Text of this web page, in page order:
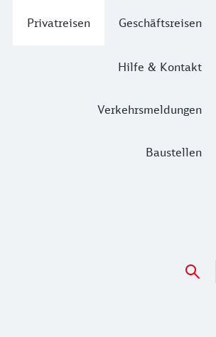
Privatreisen Geschäftsreisen
Hilfe & Kontakt
Verkehrsmeldungen
Baustellen